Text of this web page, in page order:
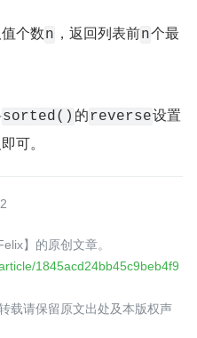
个数n ，返回列表前n个最
sorted() 的 reverse设置
可。
】的原创文章。
1845acd24bb45c9beb4f9
载请保留原文出处及本版权声